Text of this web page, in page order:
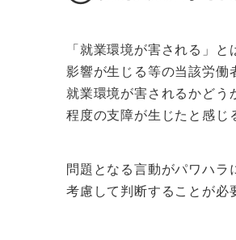
「就業環境が害される」
影響が生じる等の当該労働
就業環境が害されるかどう
程度の支障が生じたと感じ
問題となる言動がパワハ
考慮して判断することが必